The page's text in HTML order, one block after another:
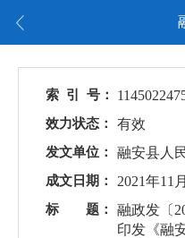
索 引 号：
效力状态： 有效
发文单位： 融安县人
成文日期： 2021年11
标 题：
融政发〔
印发《融